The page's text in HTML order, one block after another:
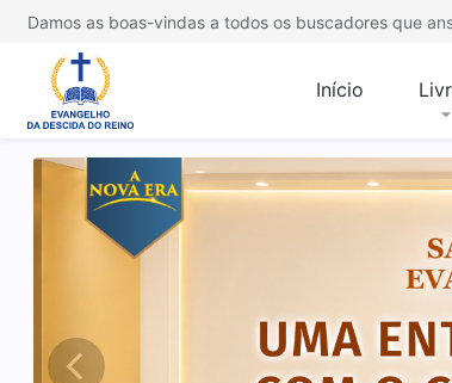
Damos as boas-vindas a todos os buscadores que
Início